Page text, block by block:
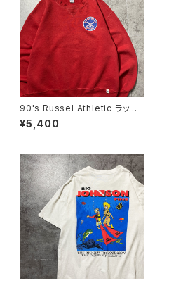
90's Russel Athletic ラッセ
ルアスレチック ローカルベー
スボールチーム プリント 前V
¥5,400